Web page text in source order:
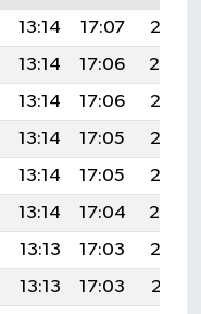
13:14 17:07
20:21
13:14 17:06
20:19
13:14 17:06
20:18
13:14 17:05
20:17
13:14 17:05
20:15
13:14 17:04
20:14
13:13 17:03
20:13
13:13 17:03
20:11